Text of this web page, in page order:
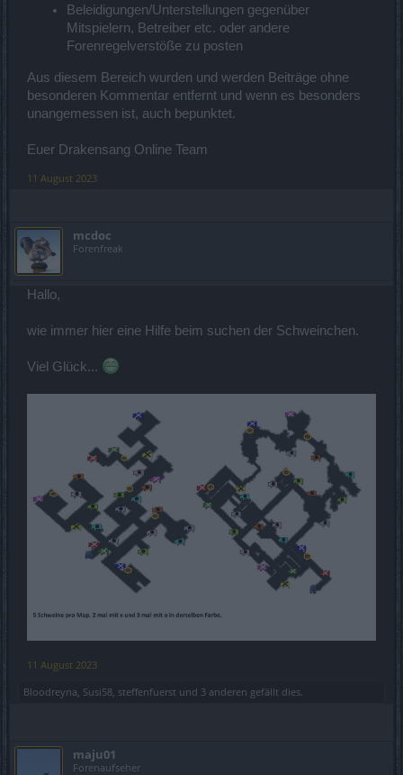
Beleidigungen/Unterstellungen gegenüber
Mitspielern, Betreiber etc. oder andere
Forenregelverstöße zu posten
Aus diesem Bereich wurden und werden Beiträge ohne
besonderen Kommentar entfernt und wenn es besonders
unangemessen ist, auch bepunktet.
Euer Drakensang Online Team
11 August 2023
mcdoc
Forenfreak
Hallo,
wie immer hier eine Hilfe beim suchen der Schweinchen.
Viel Glück...
11 August 2023
Bloodreyna Susi58 steffenfuerst und 3 anderen gefällt dies.
maju01
Forenaufseher